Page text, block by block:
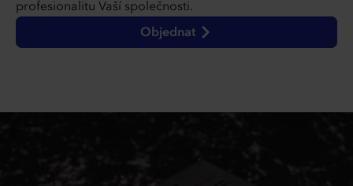
profesionalitu Vaší společnosti.
Objednat